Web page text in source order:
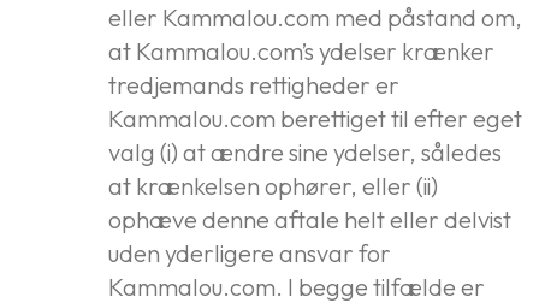
eller Kammalou.com med påstand om,
at Kammalou.com’s ydelser krænker
tredjemands rettigheder er
Kammalou.com berettiget til efter eget
valg (i) at ændre sine ydelser, således
at krænkelsen ophører, eller (ii)
ophæve denne aftale helt eller delvist
uden yderligere ansvar for
Kammalou.com. I begge tilfælde er